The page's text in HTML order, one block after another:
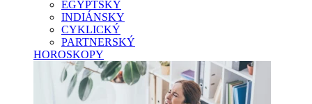
EGYPTSKÝ
INDIÁNSKY
CYKLICKÝ
PARTNERSKÝ
HOROSKOPY